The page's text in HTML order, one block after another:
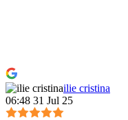
ilie cristina
06:48 31 Jul 25